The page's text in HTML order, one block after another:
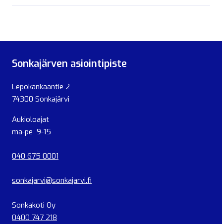
Sonkajärven asiointipiste
Lepokankaantie 2
74300 Sonkajärvi
Aukioloajat
ma-pe 9-15
040 675 0001
sonkajarvi@sonkajarvi.fi
Sonkakoti Oy
0400 747 218